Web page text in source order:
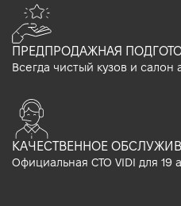
ПРЕДПРОДАЖНАЯ
Всегда чистый кузов и салон
КАЧЕСТВЕННОЕ
Официальная СТО VIDI для 19